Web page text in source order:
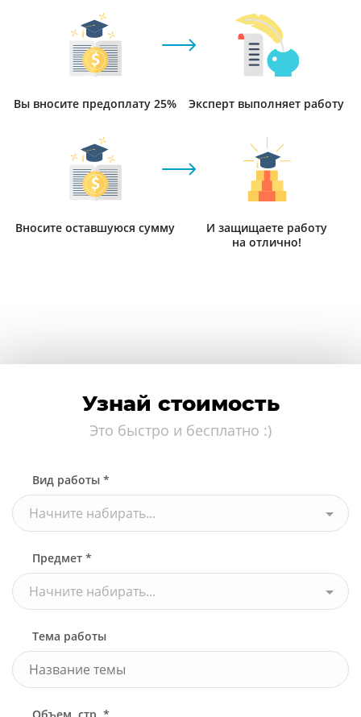
Вы вносите предоплату 25% Эксперт выполняет работу
Вносите оставшуюся сумму
И защищаете работу
на отлично!
Узнай стоимость
Это быстро и бесплатно :)
Вид работы *
Начните набирать...
Предмет *
Начните набирать...
Тема работы